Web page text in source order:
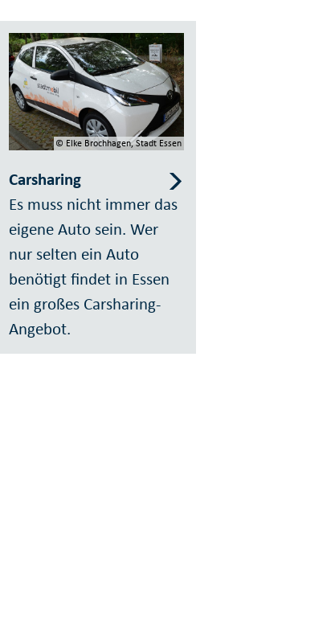
© Elke Brochhagen, Stadt Essen
Carsharing
Es muss nicht immer das
eigene Auto sein. Wer
nur selten ein Auto
benötigt findet in Essen
ein großes Carsharing-
Angebot.